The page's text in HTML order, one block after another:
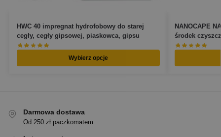
HWC 40 impregnat hydrofobowy do starej
cegły, cegły gipsowej, piaskowca, gipsu
Wybierz opcje
NANOCAPE
środek
Darmowa dostawa
Od 250 zł paczkomatem